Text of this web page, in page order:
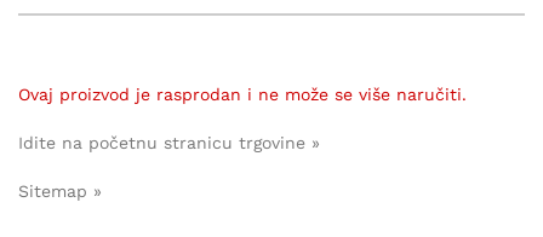
Ovaj proizvod je rasprodan i ne može se više naručiti.
Idite na početnu stranicu trgovine »
Sitemap »